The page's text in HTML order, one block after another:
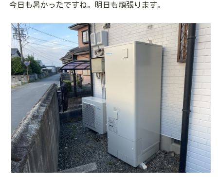
今日も暑かったですね。明日も頑張ります。